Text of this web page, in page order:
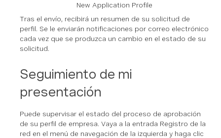
New Application Profile
Tras el envío, recibirá un resumen de su solicitud de
perfil. Se le enviarán notificaciones por correo electrónico
cada vez que se produzca un cambio en el estado de su
solicitud.
Seguimiento de mi
presentación
Puede supervisar el estado del proceso de aprobación
de su perfil de empresa. Vaya a la entrada Registro de la
red en el menú de navegación de la izquierda y haga clic